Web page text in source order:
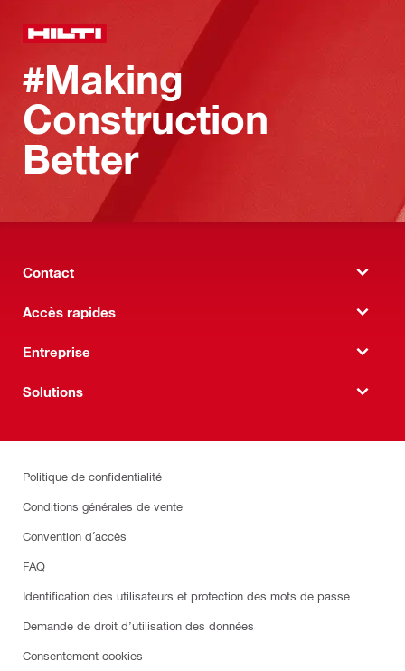
#Making
Construction
Better
Contact
Accès rapides
Entreprise
Solutions
Politique de confidentialité
Conditions générales de vente
Convention d´accès
FAQ
Identification des utilisateurs et protection des mots de passe
Demande de droit d’utilisation des données
Consentement cookies